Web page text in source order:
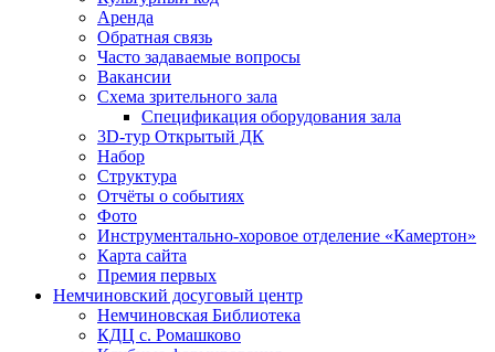
Аренда
Обратная связь
Часто задаваемые вопросы
Вакансии
Схема зрительного зала
Спецификация оборудования зала
3D-тур Открытый ДК
Набор
Структура
Отчёты о событиях
Фото
Инструментально-хоровое отделение «Камертон»
Карта сайта
Премия первых
Немчиновский досуговый центр
Немчиновская Библиотека
КДЦ с. Ромашково